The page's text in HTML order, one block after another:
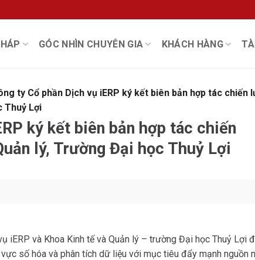
GÓC NHÌN CHUYÊN GIA KHÁCH HÀNG
ty Cổ phần Dịch vụ iERP ký kết biên bản hợp tác chiến
Thuỷ Lợi
ký kết biên bản hợp tác chiến
lý, Trường Đại học Thuỷ Lợi
iERP và Khoa Kinh tế và Quản lý – trường Đại học Thuỷ Lợi
số hóa và phân tích dữ liệu với mục tiêu đẩy mạnh nguồn